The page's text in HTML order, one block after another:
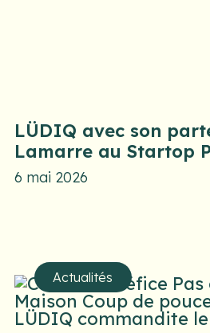
LÜDIQ avec son
Lamarre au Startop
6 mai 2026
Actualités